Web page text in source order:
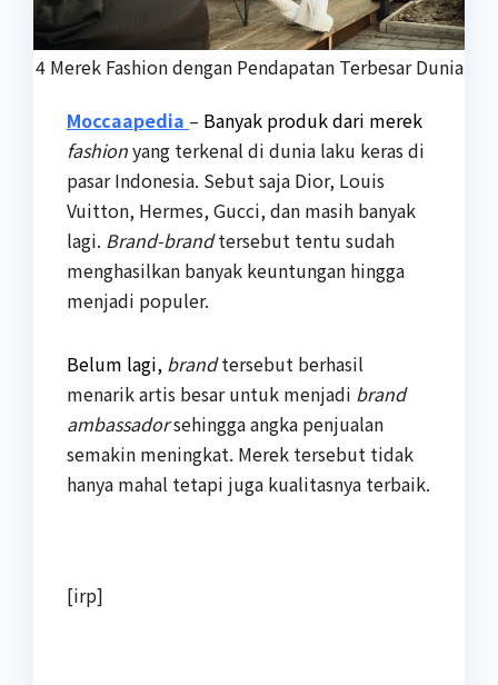
4 Merek Fashion dengan Pendapatan Terbesar Dunia
Moccaapedia – Banyak produk dari merek
fashionyang terkenal di dunia laku keras di
pasar Indonesia. Sebut saja Dior, Louis
Vuitton, Hermes, Gucci, dan masih banyak
lagi. Brand-brandtersebut tentu sudah
menghasilkan banyak keuntungan hingga
menjadi populer.
Belum lagi, brandtersebut berhasil
menarik artis besar untuk menjadi brand
ambassadorsehingga angka penjualan
semakin meningkat. Merek tersebut tidak
hanya mahal tetapi juga kualitasnya terbaik.
[irp]